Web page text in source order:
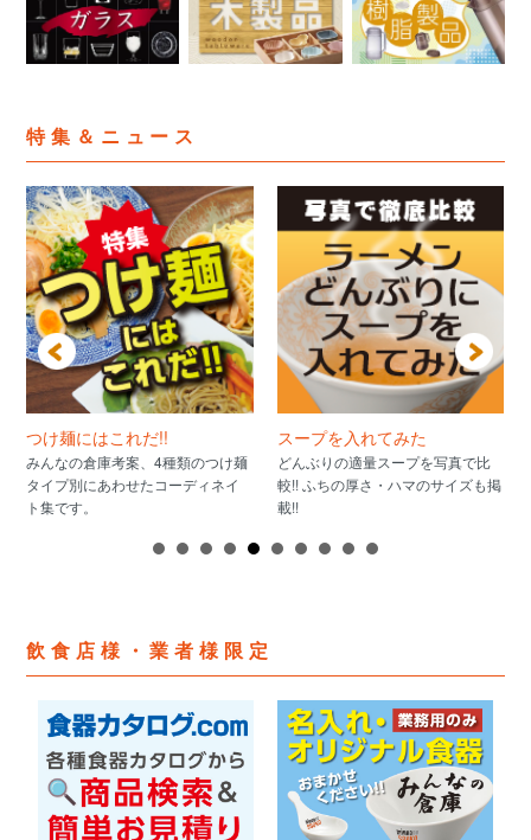
特集＆ニュース
つけ麺にはこれだ!!
みんなの倉庫考案、4種類のつけ麺
タイプ別にあわせたコーディネイ
ト集です。
スープを入れてみた
どんぶりの適量スープを写真で比
較!! ふちの厚さ・ハマのサイズも掲
載!!
飲食店様・業者様限定